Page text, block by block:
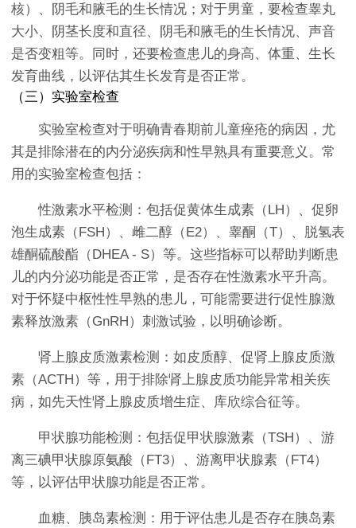
核）、阴毛和腋毛的生长情况；对于男童，要检查睾丸
大小、阴茎长度和直径、阴毛和腋毛的生长情况、声音
是否变粗等。同时，还要检查患儿的身高、体重、生长
发育曲线，以评估其生长发育是否正常。
（三）实验室检查
实验室检查对于明确青春期前儿童痤疮的病因，尤
其是排除潜在的内分泌疾病和性早熟具有重要意义。常
用的实验室检查包括：
性激素水平检测：包括促黄体生成素（LH）、促卵
泡生成素（FSH）、雌二醇（E2）、睾酮（T）、脱氢表
雄酮硫酸酯（DHEA - S）等。这些指标可以帮助判断患
儿的内分泌功能是否正常，是否存在性激素水平升高。
对于怀疑中枢性性早熟的患儿，可能需要进行促性腺激
素释放激素（GnRH）刺激试验，以明确诊断。
肾上腺皮质激素检测：如皮质醇、促肾上腺皮质激
素（ACTH）等，用于排除肾上腺皮质功能异常相关疾
病，如先天性肾上腺皮质增生症、库欣综合征等。
甲状腺功能检测：包括促甲状腺激素（TSH）、游
离三碘甲状腺原氨酸（FT3）、游离甲状腺素（FT4）
等，以评估甲状腺功能是否正常。
血糖、胰岛素检测：用于评估患儿是否存在胰岛素